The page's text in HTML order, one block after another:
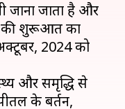
जाना जाता है और
की शुरूआत का
2024 को
और समृद्धि से
के बर्तन,